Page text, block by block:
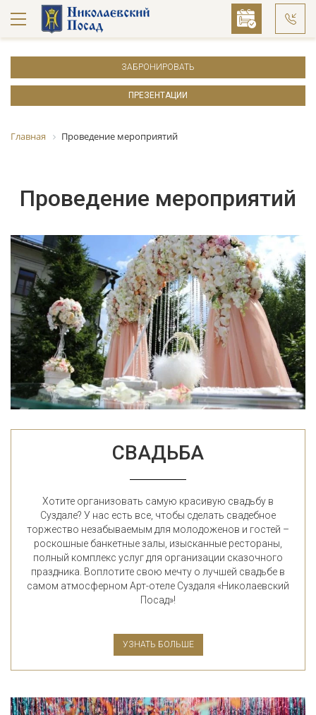
ЗАБРОНИРОВАТЬ
ПРЕЗЕНТАЦИИ
Главная Проведение мероприятий
Проведение мероприятий
СВАДЬБА
Хотите организовать самую красивую свадьбу в
Суздале? У нас есть все, чтобы сделать свадебное
торжество незабываемым для молодоженов и гостей –
роскошные банкетные залы, изысканные рестораны,
полный комплекс услуг для организации сказочного
праздника. Воплотите свою мечту о лучшей свадьбе в
самом атмосферном Арт-отеле Суздаля «Николаевский
Посад»!
УЗНАТЬ БОЛЬШЕ